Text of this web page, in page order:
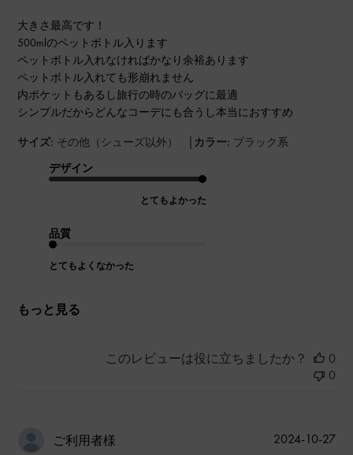
大きさ最高です！
500mlのペットボトル入ります
ペットボトル入れなければかなり余裕あります
ペットボトル入れても形崩れません
内ポケットもあるし旅行の時のバッグに最適
シンプルだからどんなコーデにも合うし本当におすすめ
サイズ: その他（シューズ以外） | カラー: ブラック系
デザイン
とてもよかった
品質
とてもよくなかった
もっと見る
このレビューは役に立ちましたか？
0
0
ご利用者様
公
2024-10-27